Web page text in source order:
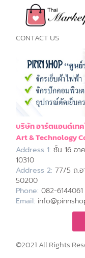
CONTACT US
บริษัท อาร์ตแอนด์เทค
Art & Technology
Address 1: ชั้น 16 อา
10310
Address 2: 77/5 ถ.อ
50200
Phone: 082-
Email:
©2021 All Rights